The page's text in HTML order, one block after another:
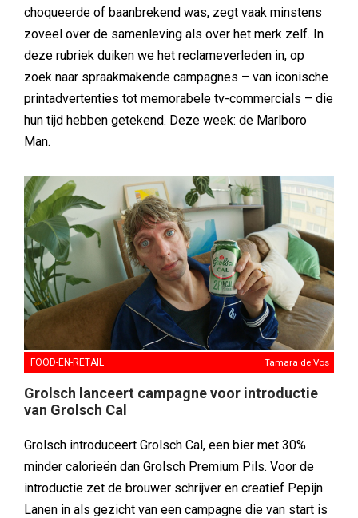
choqueerde of baanbrekend was, zegt vaak minstens
zoveel over de samenleving als over het merk zelf. In
deze rubriek duiken we het reclameverleden in, op
zoek naar spraakmakende campagnes – van iconische
printadvertenties tot memorabele tv-commercials – die
hun tijd hebben getekend. Deze week: de Marlboro
Man.
FOOD-EN-RETAIL Tamara de Vos
Grolsch lanceert campagne voor introductie
van Grolsch Cal
Grolsch introduceert Grolsch Cal, een bier met 30%
minder calorieën dan Grolsch Premium Pils. Voor de
introductie zet de brouwer schrijver en creatief Pepijn
Lanen in als gezicht van een campagne die van start is